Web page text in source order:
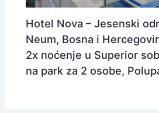
Hotel Nova – Jesenski
Neum, Bosna i
2x noćenje u Superior
na park za 2 osobe,